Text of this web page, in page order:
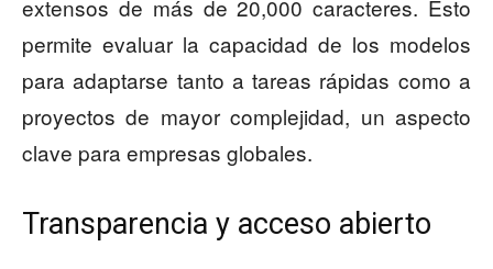
extensos de más de 20,000 caracteres. Esto
permite evaluar la capacidad de los modelos
para adaptarse tanto a tareas rápidas como a
proyectos de mayor complejidad, un aspecto
clave para empresas globales.
Transparencia y acceso abierto